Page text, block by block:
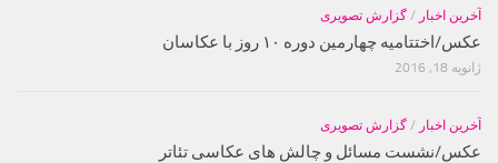
آخرین اخبار / گزارش تصویری
عکس/اختتامیه چهارمین دوره ۱۰ روز با عکاسان
ژانویه 18, 2016
آخرین اخبار / گزارش تصویری
عکس/نشست مسائل و چالش های عکاسی تئاتر